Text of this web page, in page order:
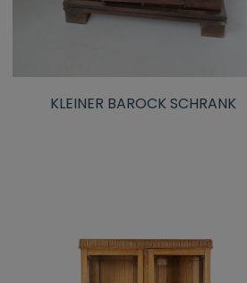
KLEINER BAROCK SCHRANK